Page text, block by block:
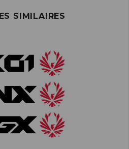
SIMILAIRES